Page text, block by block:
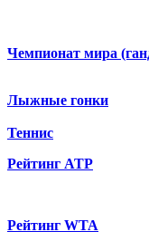
Чемпионат мира
Лыжные гонки
Теннис
Рейтинг ATP
Рейтинг WTA